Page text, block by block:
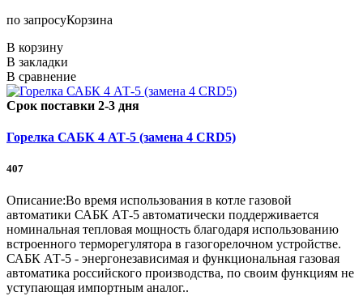
по запросуКорзина
В корзину
В закладки
В сравнение
Срок поставки 2-3 дня
Горелка САБК 4 АТ-5 (замена 4 CRD5)
407
Описание:Во время использования в котле газовой
автоматики САБК АТ-5 автоматически поддерживается
номинальная тепловая мощность благодаря использованию
встроенного терморегулятора в газогорелочном устройстве.
САБК АТ-5 - энергонезависимая и функциональная газовая
автоматика российского производства, по своим функциям не
уступающая импортным аналог..